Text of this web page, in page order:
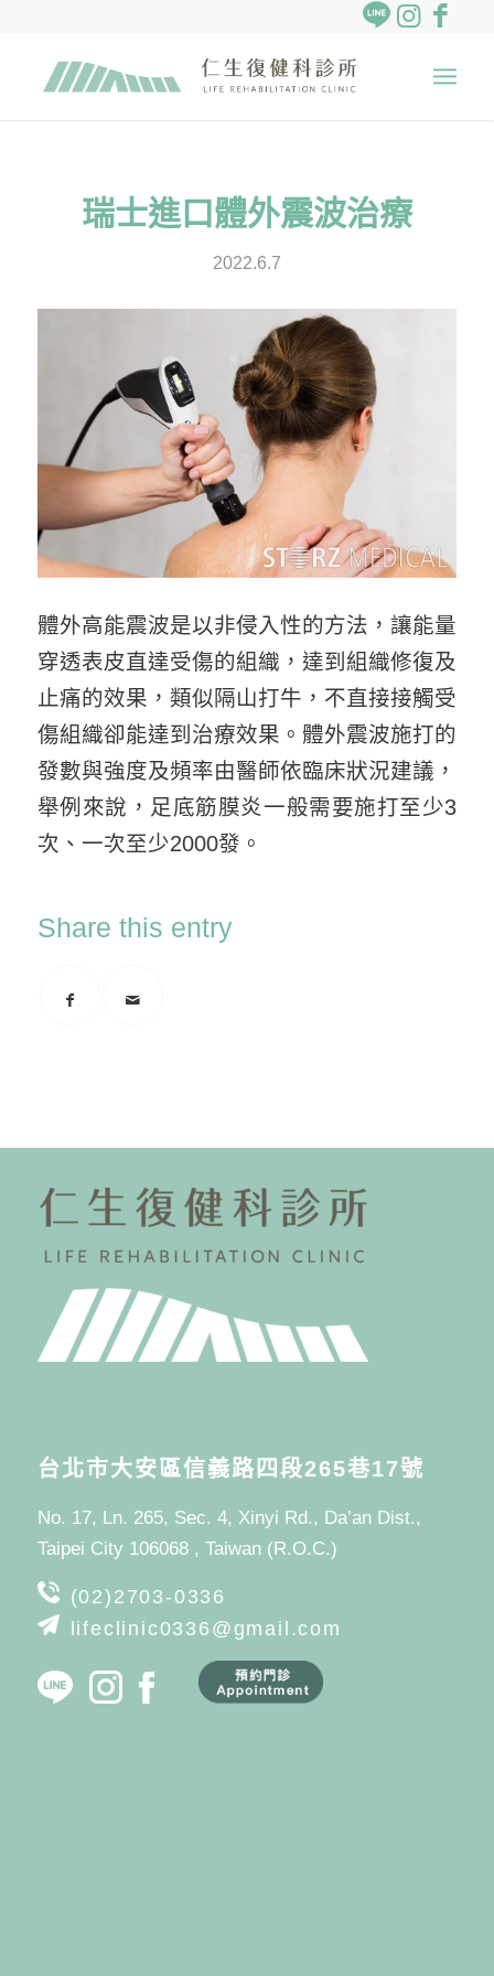
瑞士進口體外震波治療
2022.6.7
體外高能震波是以非侵入性的方法，讓能量
穿透表皮直達受傷的組織，達到組織修復及
止痛的效果，類似隔山打牛，不直接接觸受
傷組織卻能達到治療效果。體外震波施打的
發數與強度及頻率由醫師依臨床狀況建議，
舉例來說，足底筋膜炎一般需要施打至少3
次、一次至少2000發。
Share this entry
台北市大安區信義路四段265巷17號
No. 17, Ln. 265, Sec. 4, Xinyi Rd., Da’an Dist.,
Taipei City 106068 , Taiwan (R.O.C.)
(02)2703-0336
lifeclinic0336@gmail.com